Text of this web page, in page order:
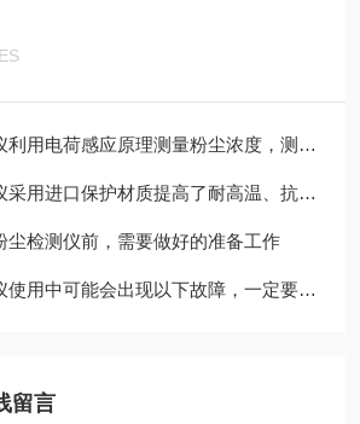
电荷感应原理测量粉尘浓度，测量精度高
口保护材质提高了耐高温、抗腐蚀和防粘附的能力
尘检测仪前，需要做好的准备工作
用中可能会出现以下故障，一定要注意吖
留言